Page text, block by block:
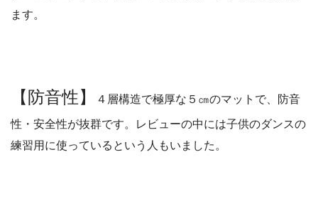
ます。
【防音性】 ４層構造で極厚な５㎝のマットで、防音
性・安全性が抜群です。レビューの中には子供のダンスの
練習用に使っているという人もいました。